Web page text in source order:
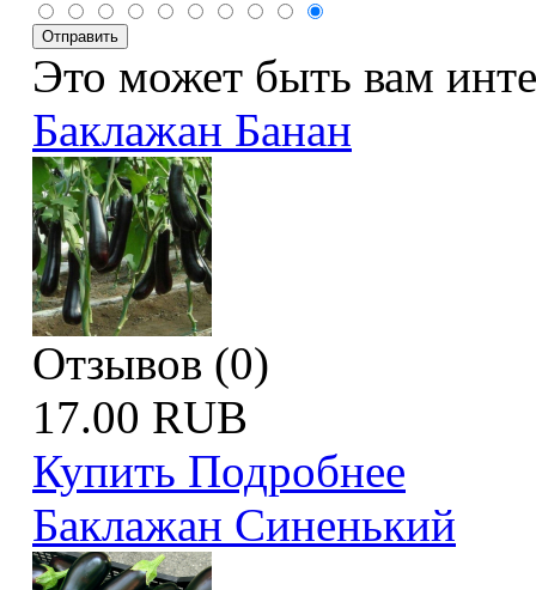
Это может быть вам
Баклажан Банан
Отзывов (0)
17.00 RUB
Купить Подробнее
Баклажан Синенький